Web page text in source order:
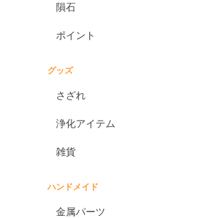
隕石
ポイント
グッズ
さざれ
浄化アイテム
雑貨
ハンドメイド
金属パーツ